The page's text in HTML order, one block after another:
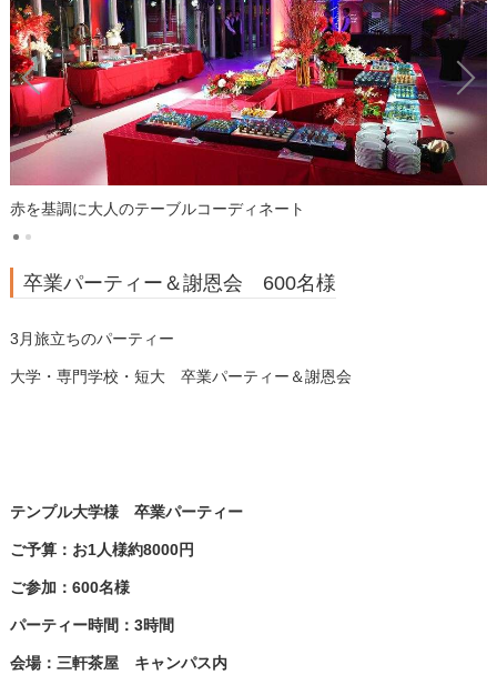
赤を基調に大人のテーブルコーディネート
卒業パーティー＆謝恩会 600名様
3月旅立ちのパーティー
大学・専門学校・短大 卒業パーティー＆謝恩会
テンプル大学様 卒業パーティー
ご予算：お1人様約8000円
ご参加：600名様
パーティー時間：3時間
会場：三軒茶屋 キャンパス内